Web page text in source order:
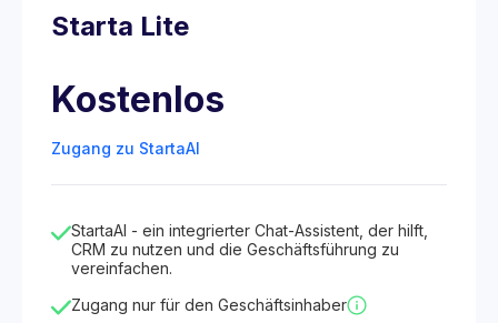
Starta Lite
Kostenlos
Zugang zu StartaAI
StartaAI - ein integrierter Chat-Assistent, der hilft,
CRM zu nutzen und die Geschäftsführung zu
vereinfachen.
Zugang nur für den Geschäftsinhaber